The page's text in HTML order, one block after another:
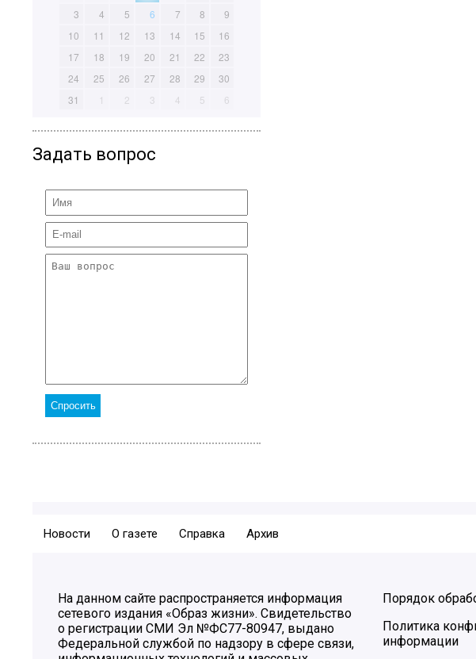
3
4 5 6 7 8
9
10
11 12 13 14 15
16
17
18 19 20 21 22
23
24
25 26 27 28 29
30
31
1 2 3 4 5 6
Задать вопрос
Новости О газете Справка Архив
На данном сайте распространяется информация
сетевого издания «Образ жизни». Свидетельство
о регистрации СМИ Эл №ФС77-80947, выдано
Федеральной службой по надзору в сфере связи,
Порядок
Политика
информации